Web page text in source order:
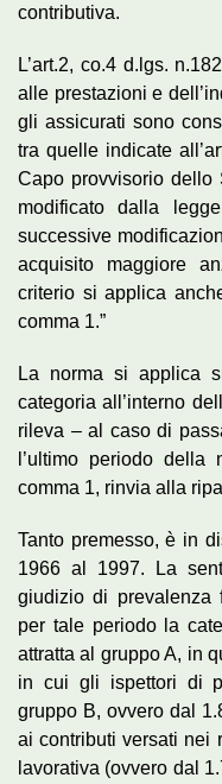
contributiva.
L’art.2, co.4 d.lgs.
alle prestazioni e
gli assicurati sono
tra quelle indicate
Capo provvisorio dello
modificato dalla
successive
acquisito maggiore
criterio si applica
comma 1.”
La norma si applica
categoria all’interno
rileva – al caso di
l’ultimo periodo
comma 1, rinvia alla
Tanto premesso, è in
1966 al 1997. La
giudizio di prevalenza
per tale periodo la
attratta al gruppo A, in
in cui gli ispettori di
gruppo B, ovvero dal
ai contributi versati nei
lavorativa (ovvero dal